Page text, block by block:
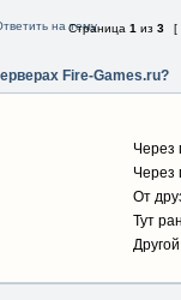
Страница 1 из 3
[
Fire-Games.ru?
Через
Через
От
Тут